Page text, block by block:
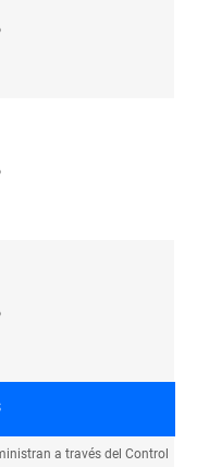
a través del Control